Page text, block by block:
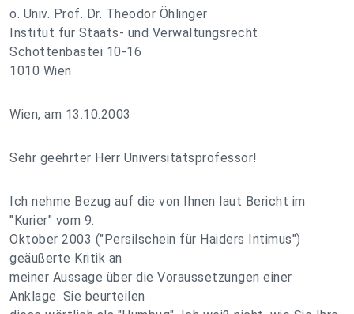
o. Univ. Prof. Dr. Theodor Öhlinger
Institut für Staats- und Verwaltungsrecht
Schottenbastei 10-16
1010 Wien
Wien, am 13.10.2003
Sehr geehrter Herr Universitätsprofessor!
Ich nehme Bezug auf die von Ihnen laut Bericht im
"Kurier" vom 9.
Oktober 2003 ("Persilschein für Haiders Intimus")
geäußerte Kritik an
meiner Aussage über die Voraussetzungen einer
Anklage. Sie beurteilen